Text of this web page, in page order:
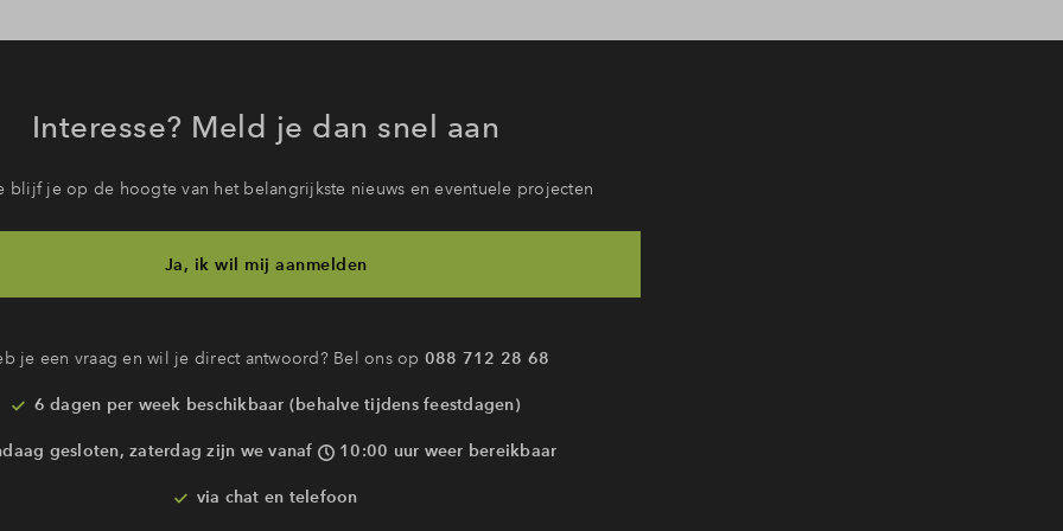
Interesse? Meld je dan snel aan
blijf je op de hoogte van het belangrijkste nieuws en eventuele projecten
Ja, ik wil mij aanmelden
je een vraag en wil je direct antwoord? Bel ons op 088 712 28 68
6 dagen per week beschikbaar (behalve tijdens feestdagen)
gesloten, zaterdag zijn we vanaf 10:00 uur weer bereikbaar
via chat en telefoon